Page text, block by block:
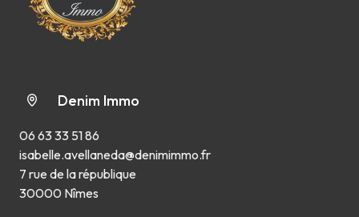
Denim Immo
06 63 33 51 86
isabelle.avellaneda@denimimmo.fr
7 rue de la république
30000 Nîmes